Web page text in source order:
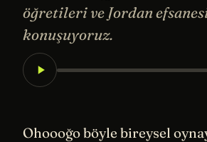
öğretileri ve Jordan
konuşuyoruz.
Ohoooğo böyle bireysel